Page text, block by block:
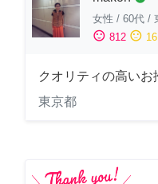
女性 / 60代 /
sentiment_satisfied 812 sentiment_neutral 16
クオリティの高いお
東京都